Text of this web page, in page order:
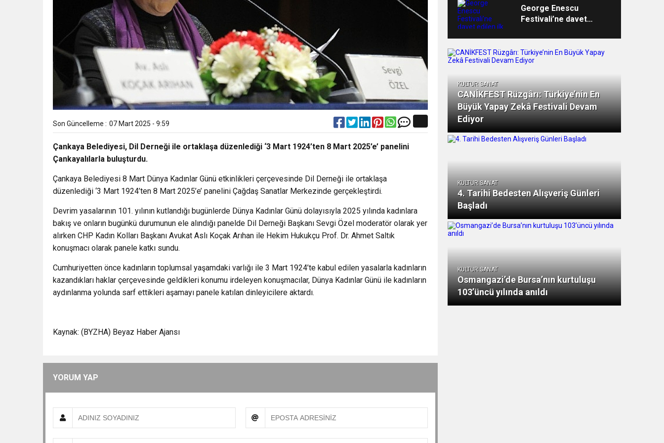
Son Güncelleme : 07 Mart 2025 - 9:59
Çankaya Belediyesi, Dil Derneği ile ortaklaşa düzenlediği ‘3 Mart 1924’ten 8 Mart 2025’e’ panelini
Çankayalılarla buluşturdu.
Çankaya Belediyesi 8 Mart Dünya Kadınlar Günü etkinlikleri çerçevesinde Dil Derneği ile ortaklaşa
düzenlediği ‘3 Mart 1924’ten 8 Mart 2025’e’ panelini Çağdaş Sanatlar Merkezinde gerçekleştirdi.
Devrim yasalarının 101. yılının kutlandığı bugünlerde Dünya Kadınlar Günü dolayısıyla 2025 yılında kadınlara
bakış ve onların bugünkü durumunun ele alındığı panelde Dil Derneği Başkanı Sevgi Özel moderatör olarak yer
alırken CHP Kadın Kolları Başkanı Avukat Aslı Koçak Arıhan ile Hekim Hukukçu Prof. Dr. Ahmet Saltık
konuşmacı olarak panele katkı sundu.
Cumhuriyetten önce kadınların toplumsal yaşamdaki varlığı ile 3 Mart 1924’te kabul edilen yasalarla kadınların
kazandıkları haklar çerçevesinde geldikleri konumu irdeleyen konuşmacılar, Dünya Kadınlar Günü ile kadınların
aydınlanma yolunda sarf ettikleri aşamayı panele katılan dinleyicilere aktardı.
Kaynak: (BYZHA) Beyaz Haber Ajansı
YORUM YAP
George Enescu
Festivali’ne davet
orkestrası İDSO
alkışlarla yurda döndü
KULTUR SANAT
CANİKFEST Rüzgârı: Türkiye’nin En
Büyük Yapay Zekâ Festivali Devam
Ediyor
KULTUR SANAT
4. Tarihi Bedesten Alışveriş Günleri
Başladı
KULTUR SANAT
Osmangazi’de Bursa’nın kurtuluşu
103’üncü yılında anıldı